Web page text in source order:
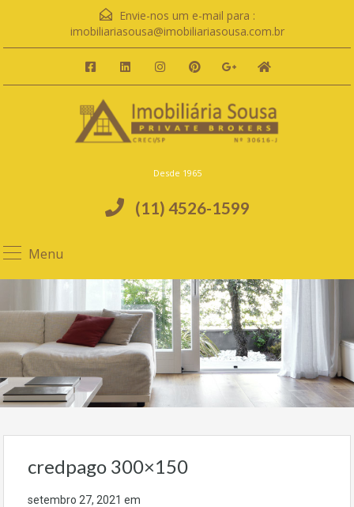
Envie-nos um e-mail para :
imobiliariasousa@imobiliariasousa.com.br
Desde 1965
(11) 4526-1599
Menu
credpago 300×150
setembro 27, 2021 em